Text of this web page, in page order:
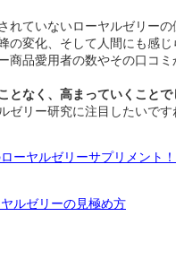
れていないローヤルゼリーの
の変化、そして人間にも感
商品愛用者の数やその口コ
なく、高まっていくことで
リー研究に注目したいです
ーヤルゼリーサプリメント
ルゼリーの見極め方